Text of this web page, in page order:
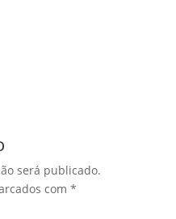
será publicado.
com *